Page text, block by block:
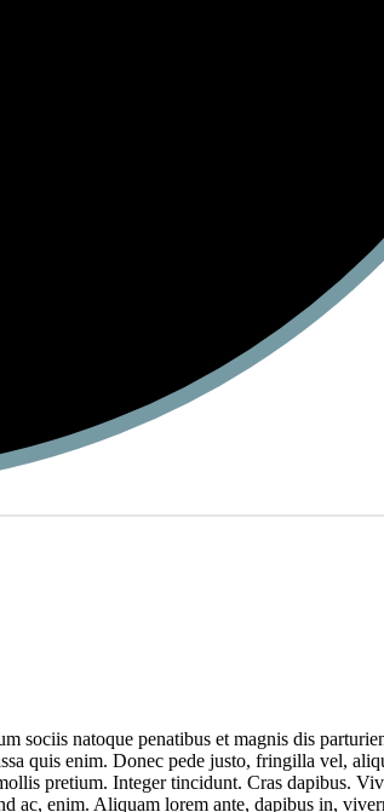
sociis natoque penatibus et magnis dis
quis enim. Donec pede justo, fringilla vel,
pretium. Integer tincidunt. Cras dapibus.
ac, enim. Aliquam lorem ante, dapibus in,